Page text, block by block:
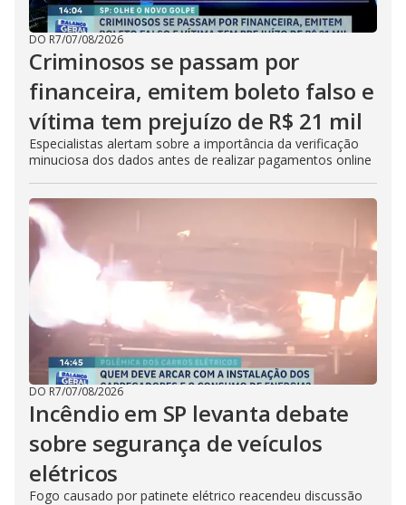
DO R7/07/08/2026
Criminosos se passam por
financeira, emitem boleto falso e
vítima tem prejuízo de R$ 21 mil
Especialistas alertam sobre a importância da verificação
minuciosa dos dados antes de realizar pagamentos online
DO R7/07/08/2026
Incêndio em SP levanta debate
sobre segurança de veículos
elétricos
Fogo causado por patinete elétrico reacendeu discussão